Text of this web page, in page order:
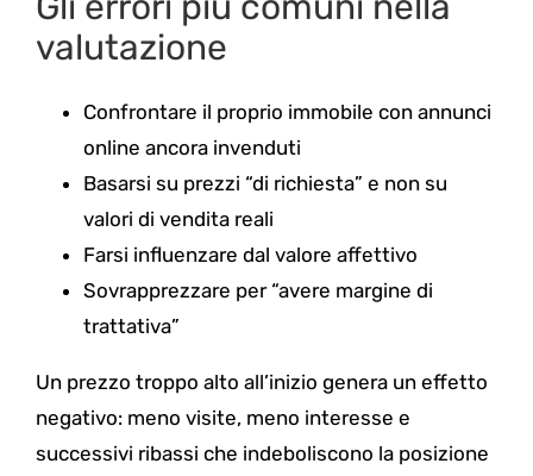
valutazione
Confrontare il proprio immobile con annunci
online ancora invenduti
Basarsi su prezzi “di richiesta” e non su
valori di vendita reali
Farsi influenzare dal valore affettivo
Sovrapprezzare per “avere margine di
trattativa”
Un prezzo troppo alto all’inizio genera un effetto
negativo: meno visite, meno interesse e
successivi ribassi che indeboliscono la posizione